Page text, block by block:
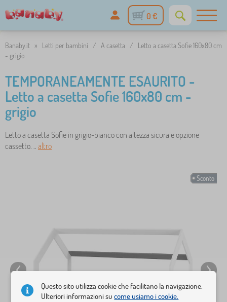
0 €
Banaby.it » Letti per bambini / A casetta /
Letto a casetta Sofie 160x80 cm
- grigio
TEMPORANEAMENTE ESAURITO -
Letto a casetta Sofie 160x80 cm -
grigio
Letto a casetta Sofie in grigio-bianco con altezza sicura e opzione
cassetto. .. altro
Sconto
Questo sito utilizza cookie che facilitano la navigazione.
Ulteriori informazioni sucome usiamo i cookie.